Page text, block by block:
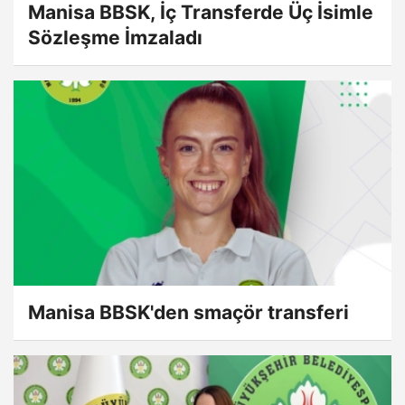
Manisa BBSK, İç Transferde Üç İsimle
Sözleşme İmzaladı
Manisa BBSK'den smaçör transferi